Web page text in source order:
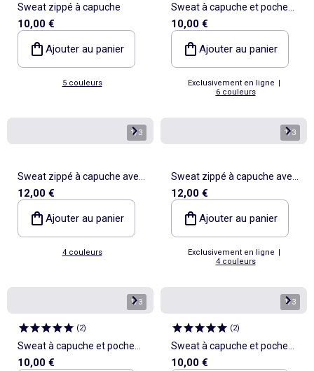
Sweat zippé à capuche
10,00 €
Ajouter au panier
5 couleurs
Sweat à capuche et poche
kangourou
10,00 €
Ajouter au panier
Exclusivement en ligne |
6 couleurs
1/3
Sweat zippé à capuche avec
imprimé all over
12,00 €
Ajouter au panier
4 couleurs
1/3
Sweat zippé à capuche avec
imprimé all over
12,00 €
Ajouter au panier
Exclusivement en ligne |
4 couleurs
1/3
(2)
Sweat à capuche et poche
kangourou
10,00 €
1/3
(2)
Sweat à capuche et poche
kangourou
10,00 €